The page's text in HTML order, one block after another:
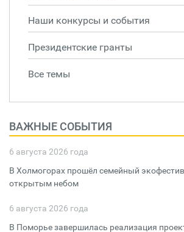
Наши конкурсы и события
Президентские гранты
Все темы
ВАЖНЫЕ СОБЫТИЯ
6 августа 2026 года
В Холмогорах прошёл семейный
открытым небом
6 августа 2026 года
В Поморье завершилась реализация